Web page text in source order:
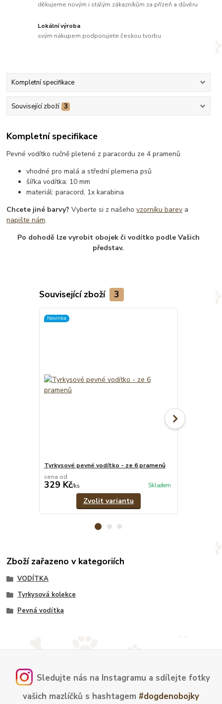
děkujeme novým i stálým zákazníkům za přízeň a důvěru
Lokální výroba
svým nákupem podporujete českou tvorbu
Kompletní specifikace
Související zboží 3
Kompletní specifikace
Pevné vodítko ručně pletené z paracordu ze 4 pramenů
vhodné pro malá a střední plemena psů
šířka vodítka: 10 mm
materiál: paracord, 1x karabina
Chcete jiné barvy? Vyberte si z našehovzorníku barev a
napište nám.
Po dohodě lze vyrobit obojek či vodítko podle Vašich
představ.
Související zboží 3
Novinka
Tyrkysové pevné vodítko - ze 6 pramenů
cena od
329 Kč/ks Skladem
Zvolit variantu
Zboží zařazeno v kategoriích
VODÍTKA
Tyrkysová kolekce
Pevná vodítka
Sledujte nás na Instagramu a sdílejte fotky
vašich mazlíčků s hashtagem #dogdenobojky